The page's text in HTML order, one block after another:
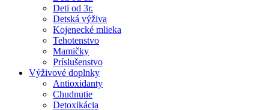
Deti od 3r.
Detská výživa
Kojenecké mlieka
Tehotenstvo
Mamičky
Príslušenstvo
Výživové doplnky
Antioxidanty
Chudnutie
Detoxikácia